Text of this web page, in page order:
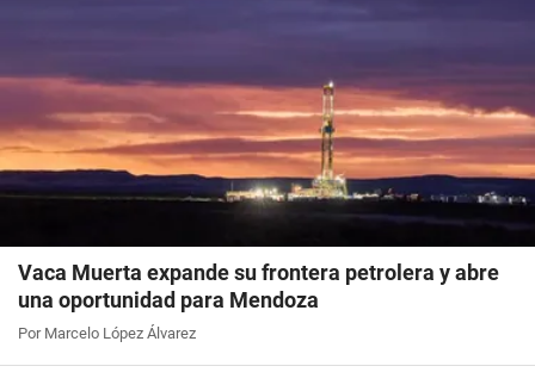
Vaca Muerta expande su frontera petrolera y abre
una oportunidad para Mendoza
Por Marcelo López Álvarez